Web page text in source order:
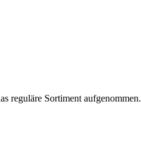
reguläre Sortiment aufgenommen.